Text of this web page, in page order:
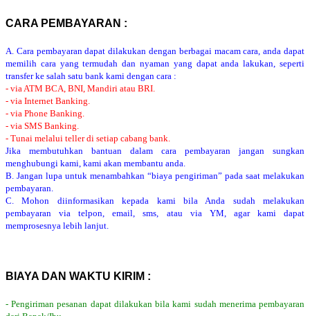
CARA PEMBAYARAN :
A. Cara pembayaran dapat dilakukan dengan berbagai macam cara, anda dapat
memilih cara yang termudah dan nyaman yang dapat anda lakukan, seperti
transfer ke salah satu bank kami dengan cara :
- via ATM BCA, BNI, Mandiri atau BRI.
- via Internet Banking.
- via Phone Banking.
- via SMS Banking.
- Tunai melalui teller di setiap cabang bank.
Jika membutuhkan bantuan dalam cara pembayaran jangan sungkan
menghubungi kami, kami akan membantu anda.
B. Jangan lupa untuk menambahkan “biaya pengiriman” pada saat melakukan
pembayaran.
C. Mohon diinformasikan kepada kami bila Anda sudah melakukan
pembayaran via telpon, email, sms, atau via YM, agar kami dapat
memprosesnya lebih lanjut.
BIAYA DAN WAKTU KIRIM :
- Pengiriman pesanan dapat dilakukan bila kami sudah menerima pembayaran